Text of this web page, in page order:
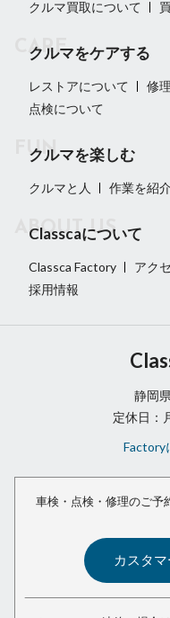
クルマ買取について
クルマをケアする
レストアについて 修
点検について
クルマを楽しむ
クルマと人 作業を紹介
Classcaについて
Classca Factory アク
採用情報
静岡
定休日：
Factory
車検・点検・修理のご予
カスタ